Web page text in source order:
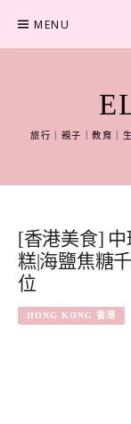
content
MENU
旅行｜親子｜教育｜
[香港美食]
糕|海鹽焦糖
位
HONG KONG 香港